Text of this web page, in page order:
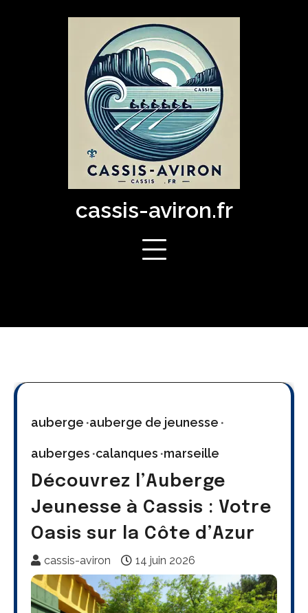
cassis-aviron.fr
auberge auberge de jeunesse
auberges calanques marseille
Découvrez l’Auberge
Jeunesse à Cassis : Votre
Oasis sur la Côte d’Azur
cassis-aviron 14 juin 2026